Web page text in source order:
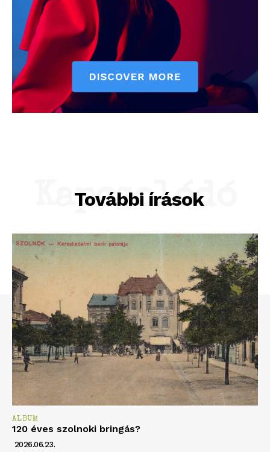
További írások
Kapcsolódó
ALBUM
120 éves szolnoki bringás?
2026.06.23.